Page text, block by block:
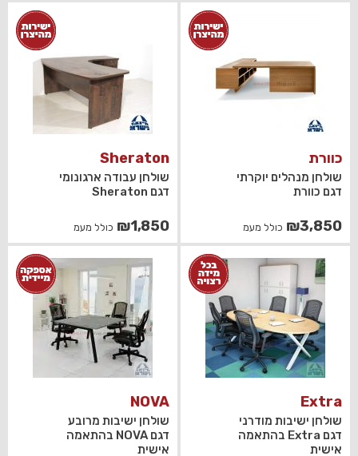
כוורת
שולחן מנהלים יוקרתי
דגם כוורת
₪3,850 כולל מעמ
Sheraton
שולחן עבודה ארגונומי
דגם Sheraton
₪1,850 כולל מעמ
Extra
שולחן ישיבות מודרני
דגם Extra בהתאמה
אישית
NOVA
שולחן ישיבות מרובע
דגם NOVA בהתאמה
אישית